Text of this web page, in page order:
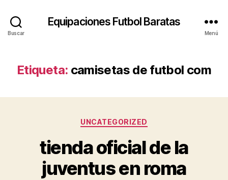
Buscar
Equipaciones Futbol Baratas
Menú
Etiqueta: camisetas de futbol com
Categorías
UNCATEGORIZED
tienda oficial de la
juventus en roma